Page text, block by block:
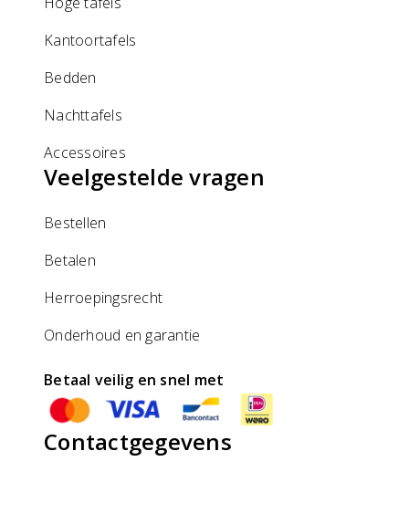
Kantoortafels
Bedden
Nachttafels
Accessoires
Veelgestelde vragen
Bestellen
Betalen
Herroepingsrecht
Onderhoud en garantie
Betaal veilig en snel met
Contactgegevens